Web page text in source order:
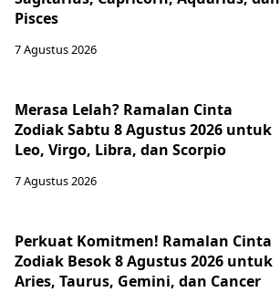
Pisces
7 Agustus 2026
Merasa Lelah? Ramalan Cinta
Zodiak Sabtu 8 Agustus 2026 untuk
Leo, Virgo, Libra, dan Scorpio
7 Agustus 2026
Perkuat Komitmen! Ramalan Cinta
Zodiak Besok 8 Agustus 2026 untuk
Aries, Taurus, Gemini, dan Cancer